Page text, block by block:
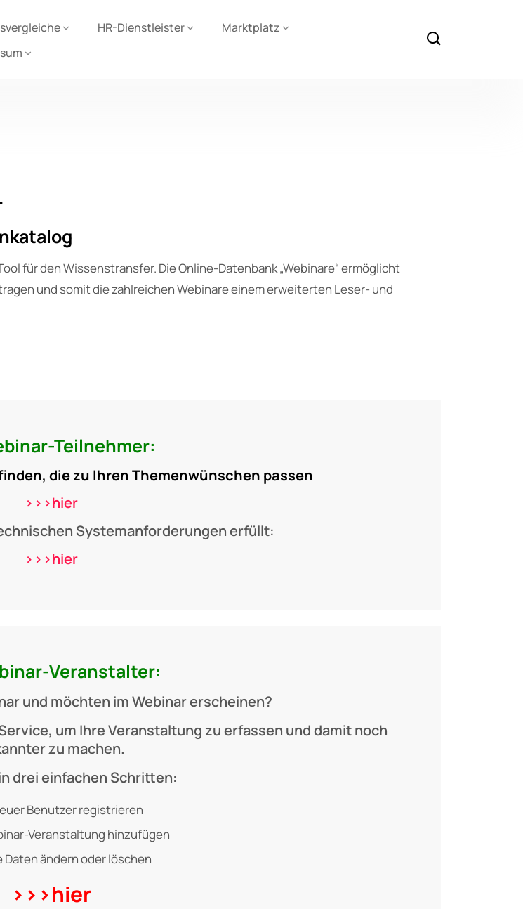
HR-Dienstleister
Marktplatz
für den Wissenstransfer. Die Online-Datenbank „Webinare“ ermöglicht
und somit die zahlreichen Webinare einem erweiterten Leser- und
Teilnehmer:
die zu Ihren Themenwünschen passen
>>>hier
Systemanforderungen erfüllt:
>>>hier
Veranstalter:
und möchten im Webinar erscheinen?
um Ihre Veranstaltung zu erfassen und damit noch
zu machen.
drei einfachen Schritten:
Benutzer registrieren
Veranstaltung hinzufügen
Daten ändern oder löschen
>>>hier